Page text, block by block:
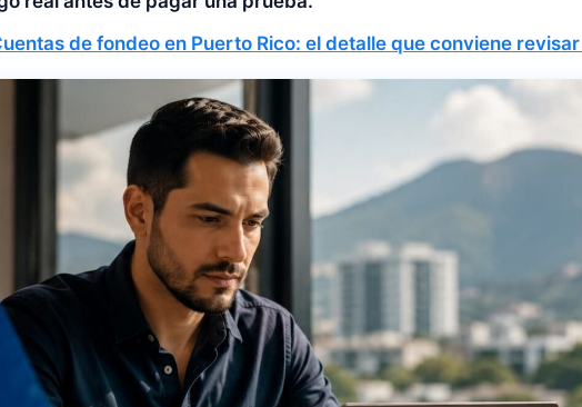
de fondeo en Puerto Rico: el detalle que conviene